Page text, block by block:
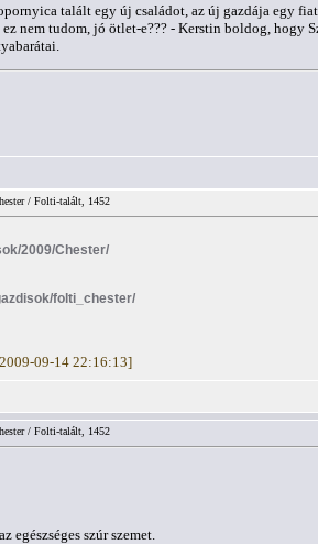
talált egy új családot, az új gazdája egy
nem tudom, jó ötlet-e??? - Kerstin boldog, hogy
/ Folti-talált, 1452
2009/Chester/
folti_chester/
09-14 22:16:13]
/ Folti-talált, 1452
egészséges szúr szemet.